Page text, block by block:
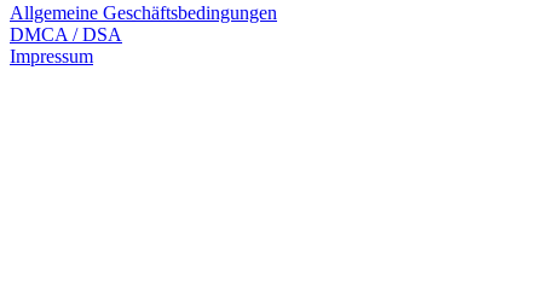
Allgemeine Geschäftsbedingungen
DMCA / DSA
Impressum